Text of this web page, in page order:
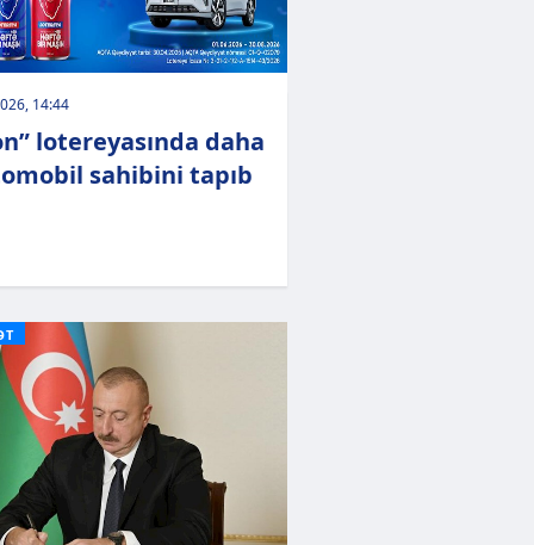
14:44
lotereyasında daha
sahibini tapıb